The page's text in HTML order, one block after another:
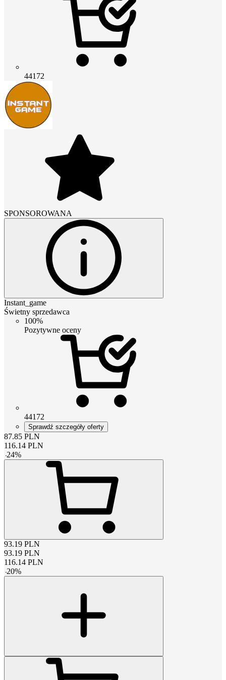
44172
SPONSOROWANA
Instant_game
Świetny sprzedawca
100%
Pozytywne oceny
44172
Sprawdź szczegóły oferty
87.85 PLN
116.14 PLN
-24%
93.19 PLN
93.19 PLN
116.14 PLN
-20%